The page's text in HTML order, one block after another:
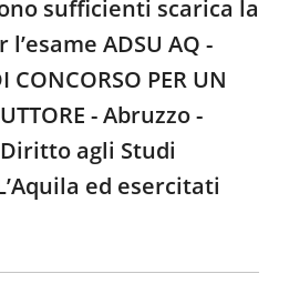
sufficienti scarica la
ADSU AQ -
CONCORSO PER UN
- Abruzzo -
agli Studi
ed esercitati